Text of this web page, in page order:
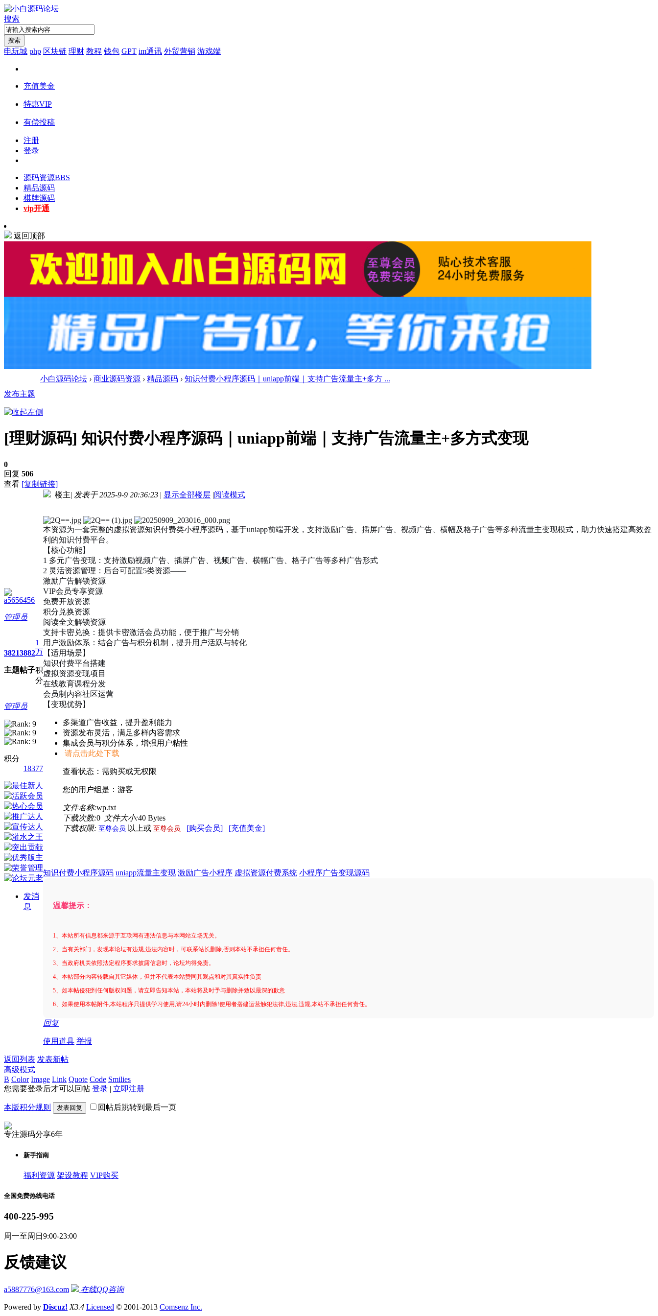
搜索
搜索
电玩城 php 区块链 理财 教程 钱包 GPT im通讯 外贸营销 游戏端
充值美金
特惠VIP
有偿投稿
注册
登录
源码资源BBS
精品源码
棋牌源码
vip开通
返回顶部
小白源码论坛 › 商业源码资源 › 精品源码 › 知识付费小程序源码｜uniapp前端｜支持广告流量主+多方 ...
发布主题
[理财源码] 知识付费小程序源码｜uniapp前端｜支持广告流量主+多方式变现
0
回复 506
查看 [复制链接]
a5656456
管理员
3821
主题
3882
帖子
1
万
积
分
管理员
积分
18377
发消
息
楼主| 发表于 2025-9-9 20:36:23 | 显示全部楼层 |阅读模式
本资源为一套完整的虚拟资源知识付费类小程序源码，基于uniapp前端开发，支持激励广告、插屏广告、视频广告、横幅及格子广告等多种流量主变现模式，助力快速搭建高效盈
利的知识付费平台。
【核心功能】
1 多元广告变现：支持激励视频广告、插屏广告、视频广告、横幅广告、格子广告等多种广告形式
2 灵活资源管理：后台可配置5类资源——
激励广告解锁资源
VIP会员专享资源
免费开放资源
积分兑换资源
阅读全文解锁资源
支持卡密兑换：提供卡密激活会员功能，便于推广与分销
用户激励体系：结合广告与积分机制，提升用户活跃与转化
【适用场景】
知识付费平台搭建
虚拟资源变现项目
在线教育课程分发
会员制内容社区运营
【变现优势】
多渠道广告收益，提升盈利能力
资源发布灵活，满足多样内容需求
集成会员与积分体系，增强用户粘性
请点击此处下载
查看状态：需购买或无权限
您的用户组是：游客
文件名称:wp.txt
下载次数:0 文件大小:40 Bytes
下载权限: 至尊会员 以上或 至尊会员 [购买会员] [充值美金]
知识付费小程序源码 uniapp流量主变现 激励广告小程序 虚拟资源付费系统 小程序广告变现源码
温馨提示：
1、本站所有信息都来源于互联网有违法信息与本网站立场无关。
2、当有关部门，发现本论坛有违规,违法内容时，可联系站长删除,否则本站不承担任何责任。
3、当政府机关依照法定程序要求披露信息时，论坛均得免责。
4、本帖部分内容转载自其它媒体，但并不代表本站赞同其观点和对其真实性负责
5、如本帖侵犯到任何版权问题，请立即告知本站，本站将及时予与删除并致以最深的歉意
6、如果使用本帖附件,本站程序只提供学习使用,请24小时内删除!使用者搭建运营触犯法律,违法,违规,本站不承担任何责任。
回复
使用道具 举报
返回列表 发表新帖
高级模式
B Color Image Link Quote Code Smilies
您需要登录后才可以回帖 登录 | 立即注册
本版积分规则 发表回复 回帖后跳转到最后一页
专注源码分享6年
新手指南
福利资源 架设教程 VIP购买
全国免费热线电话
400-225-995
周一至周日9:00-23:00
反馈建议
a5887776@163.com 在线QQ咨询
Powered by Discuz! X3.4 Licensed © 2001-2013 Comsenz Inc.